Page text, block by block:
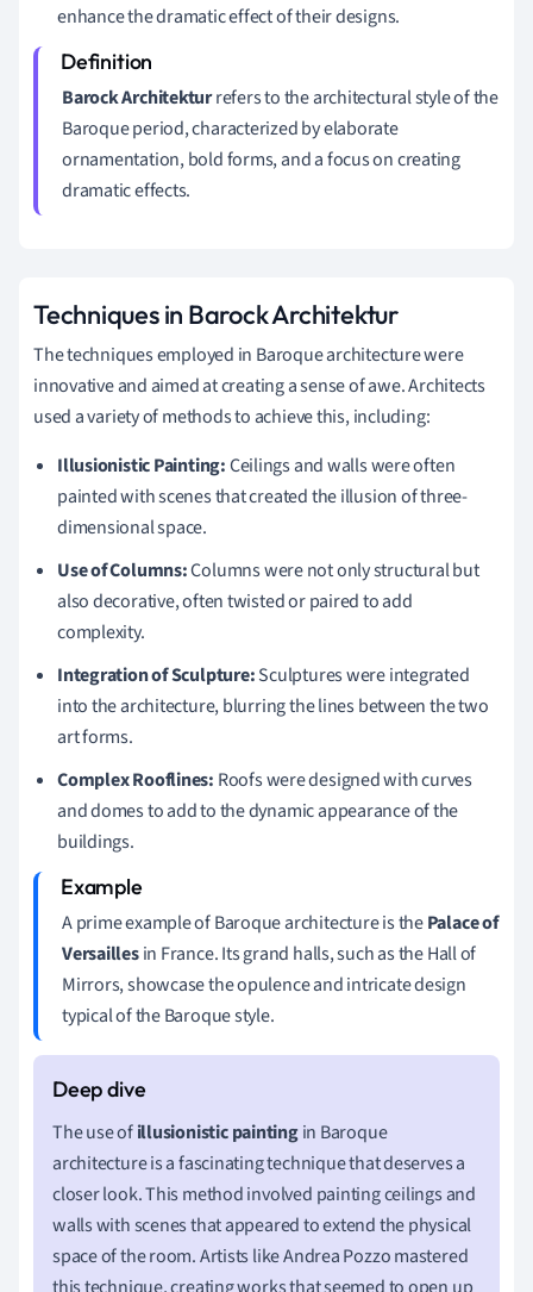
enhance the dramatic effect of their designs.
Barock Architekturrefers to the architectural style of the
Baroque period, characterized by elaborate
ornamentation, bold forms, and a focus on creating
dramatic effects.
Techniques in Barock Architektur
The techniques employed in Baroque architecture were
innovative and aimed at creating a sense of awe. Architects
used a variety of methods to achieve this, including:
Illusionistic Painting:Ceilings and walls were often
painted with scenes that created the illusion of three-
dimensional space.
Use of Columns:Columns were not only structural but
also decorative, often twisted or paired to add
complexity.
Integration of Sculpture:Sculptures were integrated
into the architecture, blurring the lines between the two
art forms.
Complex Rooflines: Roofs were designed with curves
and domes to add to the dynamic appearance of the
buildings.
A prime example of Baroque architecture is thePalace of
Versaillesin France. Its grand halls, such as the Hall of
Mirrors, showcase the opulence and intricate design
typical of the Baroque style.
The use ofillusionistic paintingin Baroque
architecture is a fascinating technique that deserves a
closer look. This method involved painting ceilings and
walls with scenes that appeared to extend the physical
space of the room. Artists like Andrea Pozzo mastered
this technique, creating works that seemed to open up